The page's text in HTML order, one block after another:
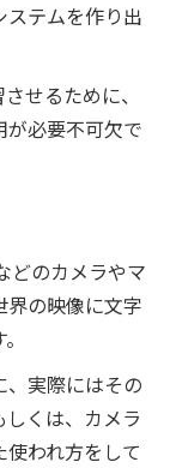
ステムを作り出
せるために、
必要不可欠で
どのカメラやマ
の映像に文字
実際にはその
くは、カメラ
われ方をして